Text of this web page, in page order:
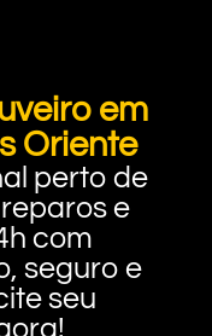
em
Oriente
perto de
e
com
seguro e
seu